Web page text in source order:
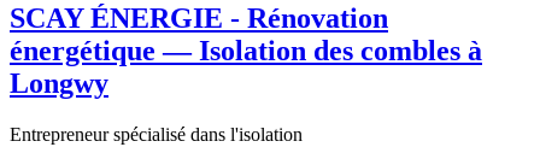
SCAY ÉNERGIE - Rénovation
énergétique — Isolation des combles à
Longwy
Entrepreneur spécialisé dans l'isolation